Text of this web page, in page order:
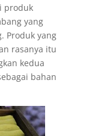
produk
yang
Produk yang
rasanya itu
kedua
bahan